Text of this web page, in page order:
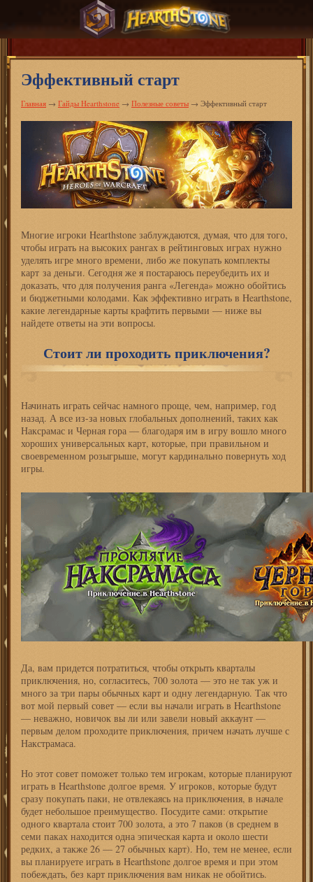
Эффективный старт
Главная → Гайды Hearthstone → Полезные советы → Эффективный старт
Многие игроки Hearthstone заблуждаются, думая, что для того,
чтобы играть на высоких рангах в рейтинговых играх нужно
уделять игре много времени, либо же покупать комплекты
карт за деньги. Сегодня же я постараюсь переубедить их и
доказать, что для получения ранга «Легенда» можно обойтись
и бюджетными колодами. Как эффективно играть в Hearthstone,
какие легендарные карты крафтить первыми — ниже вы
найдете ответы на эти вопросы.
Стоит ли проходить приключения?
Начинать играть сейчас намного проще, чем, например, год
назад. А все из-за новых глобальных дополнений, таких как
Наксрамас и Черная гора — благодаря им в игру вошло много
хороших универсальных карт, которые, при правильном и
своевременном розыгрыше, могут кардинально повернуть ход
игры.
Да, вам придется потратиться, чтобы открыть кварталы
приключения, но, согласитесь, 700 золота — это не так уж и
много за три пары обычных карт и одну легендарную. Так что
вот мой первый совет — если вы начали играть в Hearthstone
— неважно, новичок вы ли или завели новый аккаунт —
первым делом проходите приключения, причем начать лучше с
Накстрамаса.
Но этот совет поможет только тем игрокам, которые планируют
играть в Hearthstone долгое время. У игроков, которые будут
сразу покупать паки, не отвлекаясь на приключения, в начале
будет небольшое преимущество. Посудите сами: открытие
одного квартала стоит 700 золота, а это 7 паков (в среднем в
семи паках находится одна эпическая карта и около шести
редких, а также 26 — 27 обычных карт). Но, тем не менее, если
вы планируете играть в Hearthstone долгое время и при этом
побеждать, без карт приключения вам никак не обойтись.